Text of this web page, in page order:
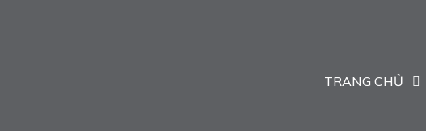
TRANG CHỦ